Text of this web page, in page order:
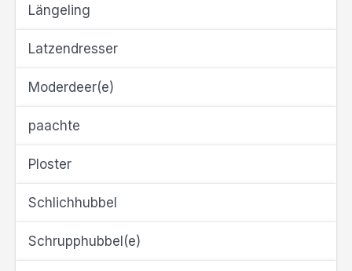
Längeling
Latzendresser
Moderdeer(e)
paachte
Ploster
Schlichhubbel
Schrupphubbel(e)